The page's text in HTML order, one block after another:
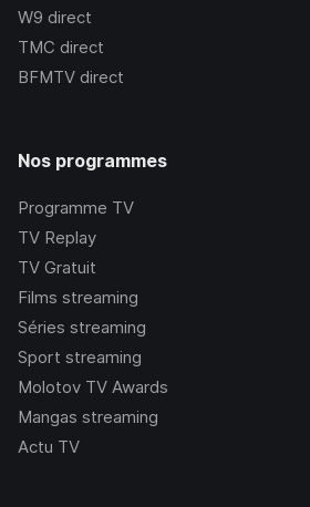
W9 direct
TMC direct
BFMTV direct
Nos programmes
Programme TV
TV Replay
TV Gratuit
Films streaming
Séries streaming
Sport streaming
Molotov TV Awards
Mangas streaming
Actu TV